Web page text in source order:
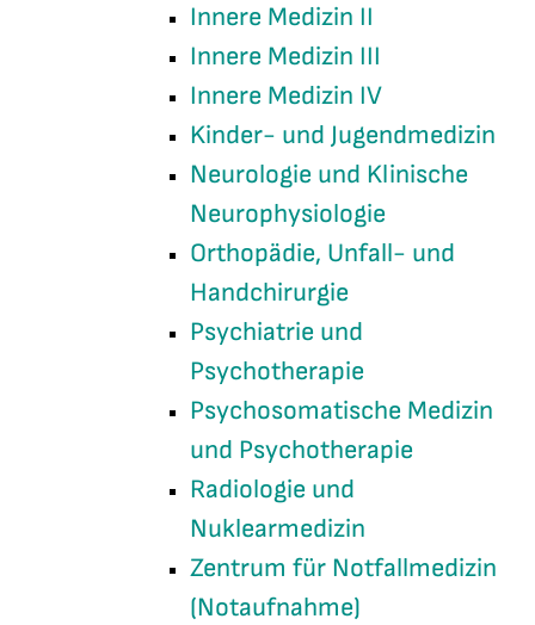
Innere Medizin II
Innere Medizin III
Innere Medizin IV
Kinder- und Jugendmedizin
Neurologie und Klinische
Neurophysiologie
Orthopädie, Unfall- und
Handchirurgie
Psychiatrie und
Psychotherapie
Psychosomatische Medizin
und Psychotherapie
Radiologie und
Nuklearmedizin
Zentrum für Notfallmedizin
(Notaufnahme)